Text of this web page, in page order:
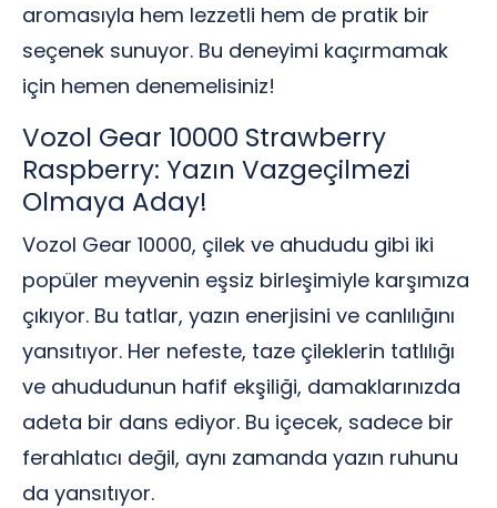
aromasıyla hem lezzetli hem de pratik bir
seçenek sunuyor. Bu deneyimi kaçırmamak
için hemen denemelisiniz!
Vozol Gear 10000 Strawberry
Raspberry: Yazın Vazgeçilmezi
Olmaya Aday!
Vozol Gear 10000, çilek ve ahududu gibi iki
popüler meyvenin eşsiz birleşimiyle karşımıza
çıkıyor. Bu tatlar, yazın enerjisini ve canlılığını
yansıtıyor. Her nefeste, taze çileklerin tatlılığı
ve ahududunun hafif ekşiliği, damaklarınızda
adeta bir dans ediyor. Bu içecek, sadece bir
ferahlatıcı değil, aynı zamanda yazın ruhunu
da yansıtıyor.